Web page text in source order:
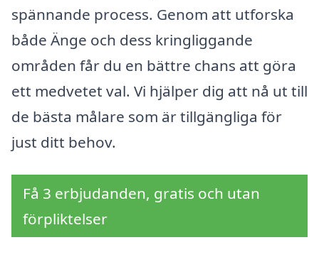
spännande process. Genom att utforska
både Änge och dess kringliggande
områden får du en bättre chans att göra
ett medvetet val. Vi hjälper dig att nå ut till
de bästa målare som är tillgängliga för
just ditt behov.
Få 3 erbjudanden, gratis och utan
förpliktelser